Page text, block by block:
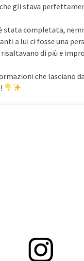
gli stava
completata,
a lui ci fosse una
di più e
che lasciano